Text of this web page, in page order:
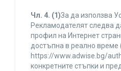
Чл. 4. (1)За да използва
Рекламодателят следва
профил на Интернет
достъпна в реално време
https://www.adwise.bg/
конкретните стъпки и